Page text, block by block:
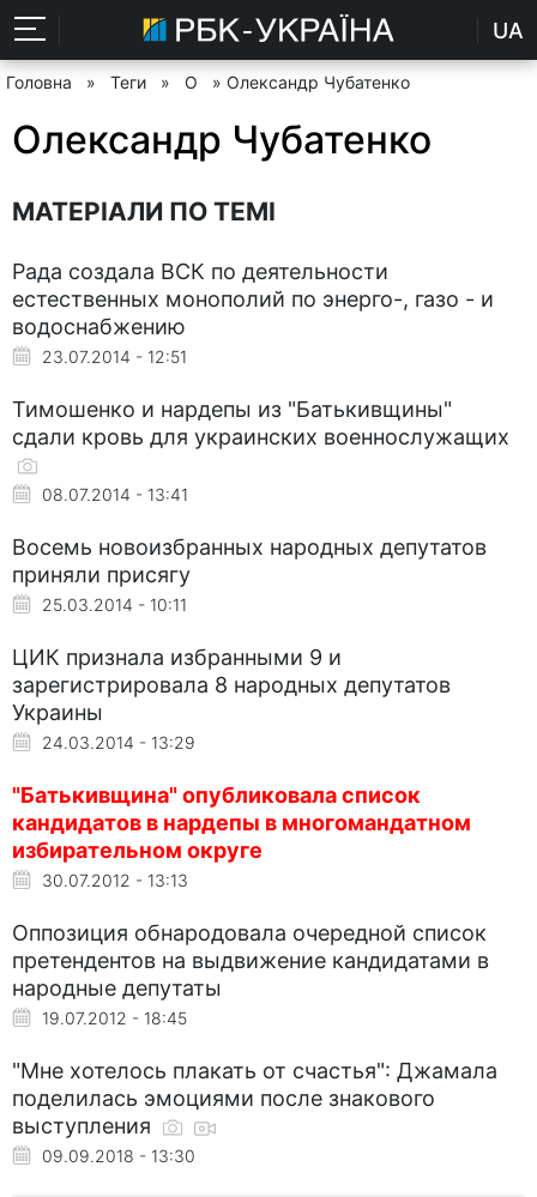
UA
Головна » Теги » О » Олександр Чубатенко
Олександр Чубатенко
МАТЕРІАЛИ ПО ТЕМІ
Рада создала ВСК по деятельности
естественных монополий по энерго-, газо - и
водоснабжению
23.07.2014 - 12:51
Тимошенко и нардепы из "Батькивщины"
сдали кровь для украинских военнослужащих
08.07.2014 - 13:41
Восемь новоизбранных народных депутатов
приняли присягу
25.03.2014 - 10:11
ЦИК признала избранными 9 и
зарегистрировала 8 народных депутатов
Украины
24.03.2014 - 13:29
"Батькивщина" опубликовала список
кандидатов в нардепы в многомандатном
избирательном округе
30.07.2012 - 13:13
Оппозиция обнародовала очередной список
претендентов на выдвижение кандидатами в
народные депутаты
19.07.2012 - 18:45
"Мне хотелось плакать от счастья": Джамала
поделилась эмоциями после знакового
выступления
09.09.2018 - 13:30